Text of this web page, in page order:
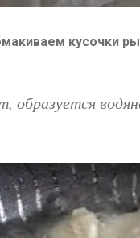
кусочки